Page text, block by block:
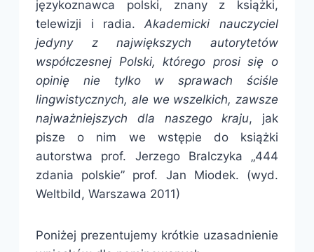
językoznawca polski, znany z książki,
telewizji i radia.Akademicki nauczyciel
jedyny z największych autorytetów
współczesnej Polski, którego prosi się o
opinię nie tylko w sprawach ściśle
lingwistycznych, ale we wszelkich, zawsze
najważniejszych dla naszego kraju, jak
pisze o nim we wstępie do książki
autorstwa prof. Jerzego Bralczyka „444
zdania polskie” prof. Jan Miodek. (wyd.
Weltbild, Warszawa 2011)
Poniżej prezentujemy krótkie uzasadnienie